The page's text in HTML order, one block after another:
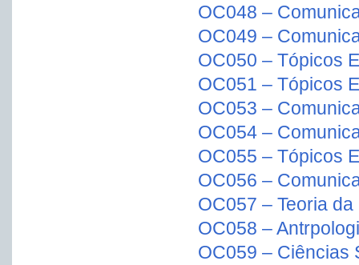
OC048 –
OC049 –
OC050 – Tópicos
OC051 – Tópicos
OC053 –
OC054 –
OC055 – Tópicos
OC056 –
OC057 – Teoria
OC058 –
OC059 – Ciências